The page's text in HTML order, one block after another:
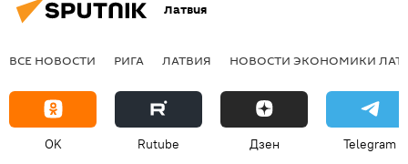
Латвия
ВСЕ НОВОСТИ РИГА ЛАТВИЯ НОВОСТИ ЭКОНОМИКИ
OK Rutube Дзен Telegram